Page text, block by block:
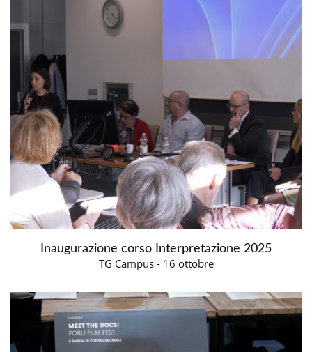
Inaugurazione corso Interpretazione 2025
TG Campus - 16 ottobre